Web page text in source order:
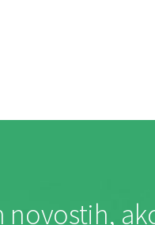
novostih,